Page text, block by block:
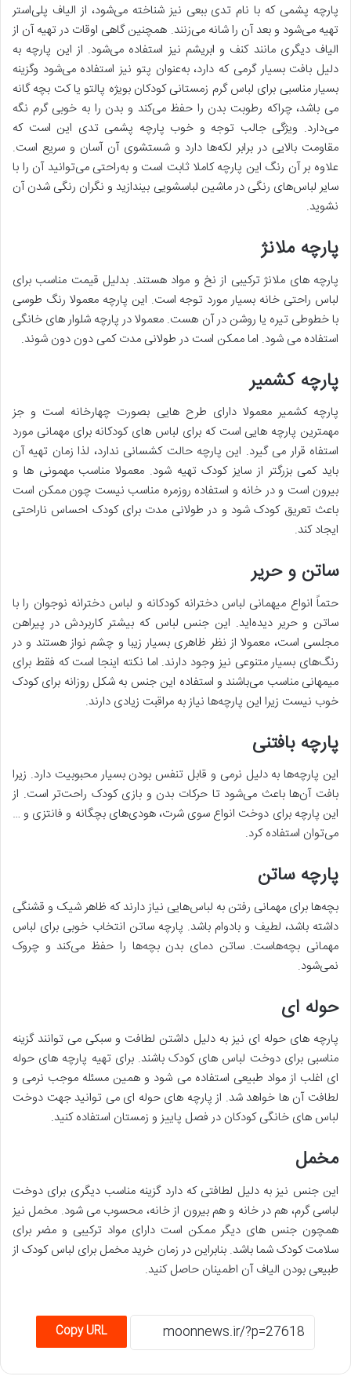
پارچه پشمی که با نام تدی ببعی نیز شناخته می‌شود، از الیاف پلی‌استر
تهیه می‌شود و بعد آن را شانه می‌زنند. همچنین گاهی اوقات در تهیه آن از
الیاف دیگری مانند کنف و ابریشم نیز استفاده می‌شود. از این پارچه به
دلیل بافت بسیار گرمی که دارد، به‌عنوان پتو نیز استفاده می‌شود وگزینه
بسیار مناسبی برای لباس گرم زمستانی کودکان بویژه پالتو یا کت بچه گانه
می باشد، چراکه رطوبت‌ بدن را حفظ می‌کند و بدن را به خوبی گرم نگه
‌می‌دارد. ویژگی جالب توجه و خوب پارچه پشمی تدی این است که
مقاومت بالایی در برابر لکه‌ها دارد و شستشوی آن آسان و سریع است.
علاوه بر آن رنگ این پارچه کاملا ثابت است و به‌راحتی می‌توانید آن را با
سایر لباس‌های رنگی در ماشین لباسشویی بیندازید و نگران رنگی شدن آن
نشوید.
پارچه ملانژ
پارچه های ملانژ ترکیبی از نخ و مواد هستند. بدلیل قیمت مناسب برای
لباس راحتی خانه بسیار مورد توجه است. این پارچه معمولا رنگ طوسی
با خطوطی تیره یا روشن در آن هست. معمولا در پارچه شلوار های خانگی
استفاده می شود. اما ممکن است در طولانی مدت کمی دون دون شوند.
پارچه کشمیر
پارچه کشمیر معمولا دارای طرح هایی بصورت چهارخانه است و جز
مهمترین پارچه هایی است که برای لباس های کودکانه برای مهمانی مورد
استفاه قرار می گیرد. این پارچه حالت کشسانی ندارد، لذا زمان تهیه آن
باید کمی بزرگتر از سایز کودک تهیه شود. معمولا مناسب مهمونی ها و
بیرون است و در خانه و استفاده روزمره مناسب نیست چون ممکن است
باعث تعریق کودک شود و در طولانی مدت برای کودک احساس ناراحتی
ایجاد کند.
ساتن و حریر
حتماً انواع میهمانی لباس دخترانه کودکانه و لباس دخترانه نوجوان را با
ساتن و حریر دیده‌اید. این جنس لباس که بیشتر کاربردش در پیراهن
مجلسی است، معمولا از نظر ظاهری بسیار زیبا و چشم نواز هستند و در
رنگ‌های بسیار متنوعی نیز وجود دارند. اما نکته اینجا است که فقط برای
میمهانی مناسب می‌باشند و استفاده این جنس به شکل روزانه برای کودک
خوب نیست زیرا این پارچه‌ها نیاز به مراقبت زیادی دارند.
پارچه بافتنی
این پارچه‌ها به دلیل نرمی و قابل تنفس بودن بسیار محبوبیت دارد. زیرا
بافت آن‌ها باعث می‌شود تا حرکات بدن و بازی کودک راحت‌تر است. از
این پارچه برای دوخت انواع سوی شرت، هودی‌های بچگانه و فانتزی و …
می‌توان استفاده کرد.
پارچه ساتن
بچه‌ها برای مهمانی رفتن به لباس‌هایی نیاز دارند که ظاهر شیک و قشنگی
داشته باشد، لطیف و بادوام باشد. پارچه ساتن انتخاب خوبی برای لباس
مهمانی بچه‌هاست. ساتن دمای بدن بچه‌ها را حفظ می‌کند و چروک
نمی‌شود.
حوله ای
پارچه های حوله ای نیز به دلیل داشتن لطافت و سبکی می توانند گزینه
مناسبی برای دوخت لباس های کودک باشند. برای تهیه پارچه های حوله
ای اغلب از مواد طبیعی استفاده می شود و همین مسئله موجب نرمی و
لطافت آن ها خواهد شد. از پارچه های حوله ای می توانید جهت دوخت
لباس های خانگی کودکان در فصل پاییز و زمستان استفاده کنید.
مخمل
این جنس نیز به دلیل لطافتی که دارد گزینه مناسب دیگری برای دوخت
لباسی گرم، هم در خانه و هم بیرون از خانه، محسوب می شود. مخمل نیز
همچون جنس های دیگر ممکن است دارای مواد ترکیبی و مضر برای
سلامت کودک شما باشد. بنابراین در زمان خرید مخمل برای لباس کودک از
طبیعی بودن الیاف آن اطمینان حاصل کنید.
Copy URL